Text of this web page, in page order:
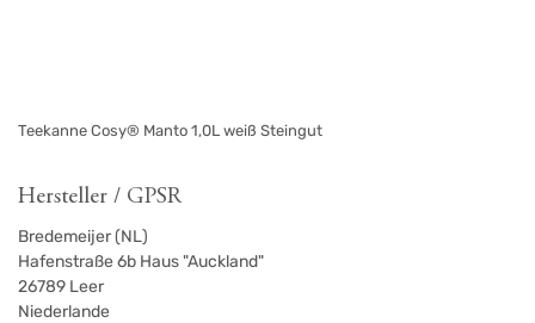
Teekanne Cosy® Manto 1,0L weiß Steingut
Hersteller / GPSR
Bredemeijer (NL)
Hafenstraße 6b Haus "Auckland"
26789 Leer
Niederlande